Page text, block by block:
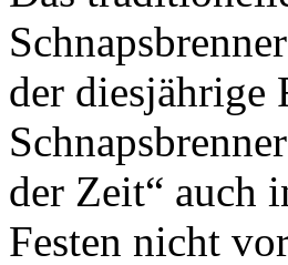
der diesjährige
der Zeit“ auch
Festen nicht